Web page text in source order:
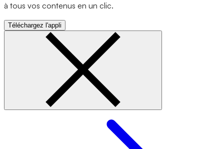
à tous vos contenus en un clic.
Téléchargez l'appli